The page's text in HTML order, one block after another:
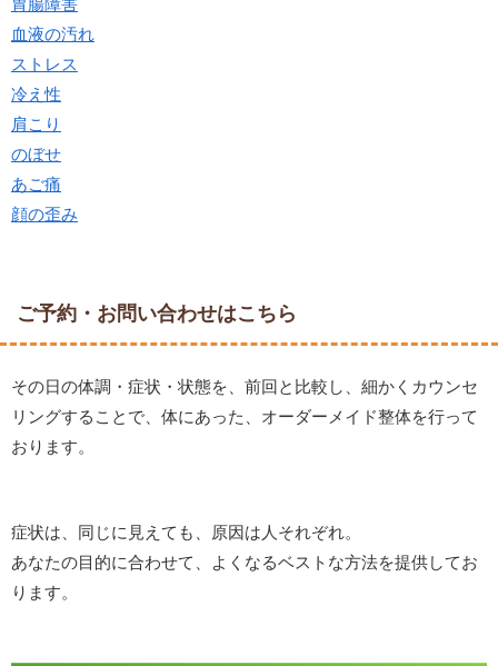
胃腸障害
血液の汚れ
ストレス
冷え性
肩こり
のぼせ
あご痛
顔の歪み
ご予約・お問い合わせはこちら
その日の体調・症状・状態を、前回と比較し、細かくカウンセ
リングすることで、体にあった、オーダーメイド整体を行って
おります。
症状は、同じに見えても、原因は人それぞれ。
あなたの目的に合わせて、よくなるベストな方法を提供してお
ります。